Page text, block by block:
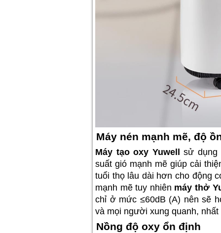
Máy nén mạnh mẽ, độ
Máy tạo oxy Yuwell sử dụng
suất gió mạnh mẽ giúp cải
tuổi thọ lâu dài hơn cho động
mạnh mẽ tuy nhiên máy thở
chỉ ở mức ≤60dB (A) nên sẽ
và mọi người xung quanh,
Nồng độ oxy ổn định